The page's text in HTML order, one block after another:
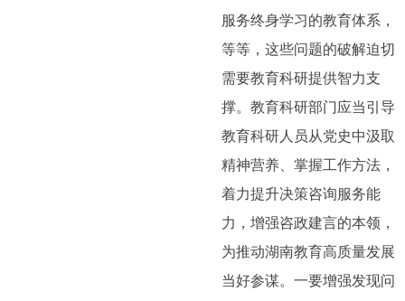
服务终身学习的教育体系，
等等，这些问题的破解迫切
需要教育科研提供智力支
撑。教育科研部门应当引导
教育科研人员从党史中汲取
精神营养、掌握工作方法，
着力提升决策咨询服务能
力，增强咨政建言的本领，
为推动湖南教育高质量发展
当好参谋。一要增强发现问